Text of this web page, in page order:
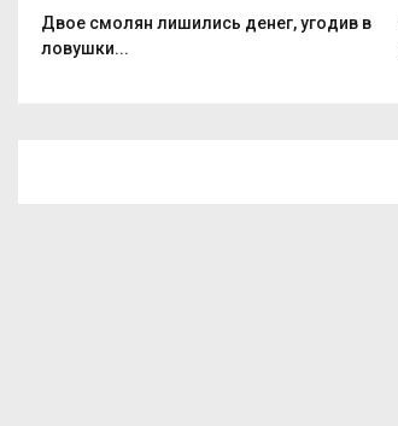
Двое смолян лишились денег, угодив в
ловушки...